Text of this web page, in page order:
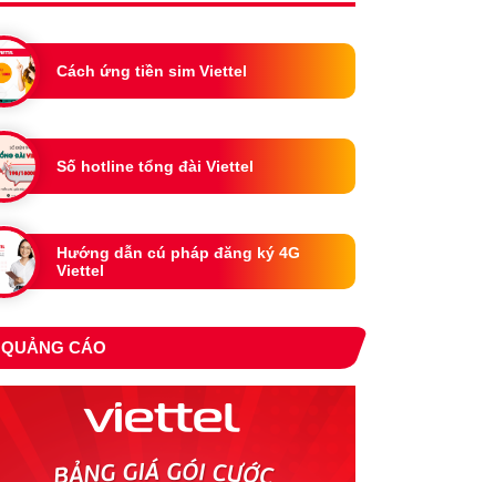
Cách ứng tiền sim Viettel
Số hotline tổng đài Viettel
Hướng dẫn cú pháp đăng ký 4G
Viettel
QUẢNG CÁO